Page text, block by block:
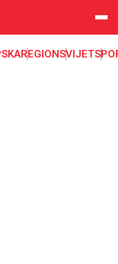
REGIONSVIJET